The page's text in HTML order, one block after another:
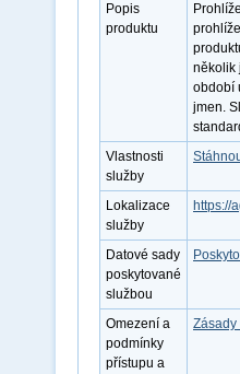
Popis
produktu
několik
období
jmen.
Vlastnosti
služby
Lokalizace
služby
https://
Datové sady
poskytované
službou
Omezení a
podmínky
přístupu a
Zásady